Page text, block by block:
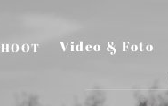
Video & Foto